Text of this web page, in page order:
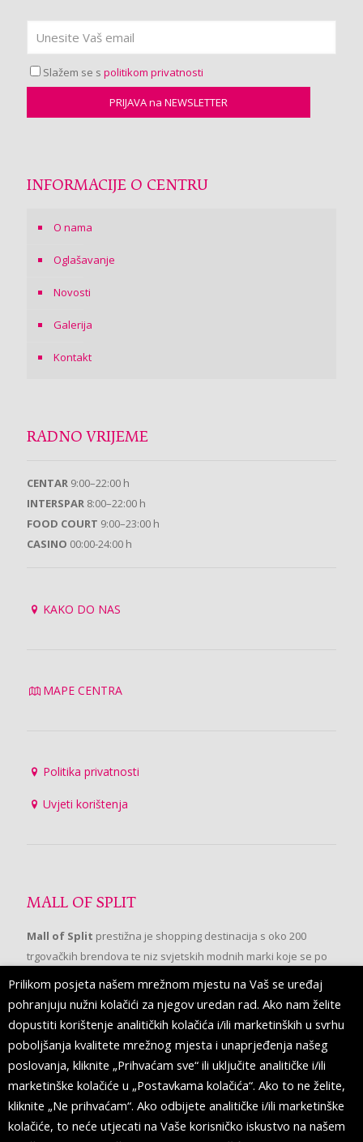
Slažem se s politikom privatnosti
INFORMACIJE O CENTRU
O nama
Oglašavanje
Novosti
Galerija
Kontakt
RADNO VRIJEME
CENTAR 9:00–22:00 h
INTERSPAR 8:00–22:00 h
FOOD COURT 9:00–23:00 h
CASINO 00:00-24:00 h
KAKO DO NAS
MAPE CENTRA
Politika privatnosti
Uvjeti korištenja
MALL OF SPLIT
Mall of Split prestižna je shopping destinacija s oko 200
trgovačkih brendova te niz svjetskih modnih marki koje se po
prvi put pojavljuju u Splitu.
PRATITE NAS
Prilikom posjeta našem mrežnom mjestu na Vaš se uređaj
pohranjuju nužni kolačići za njegov uredan rad. Ako nam želite
dopustiti korištenje analitičkih kolačića i/ili marketinških u svrhu
poboljšanja kvalitete mrežnog mjesta i unaprjeđenja našeg
poslovanja, kliknite „Prihvaćam sve“ ili uključite analitičke i/ili
marketinške kolačiće u „Postavkama kolačića“. Ako to ne želite,
kliknite „Ne prihvaćam“. Ako odbijete analitičke i/ili marketinške
kolačiće, to neće utjecati na Vaše korisničko iskustvo na našem